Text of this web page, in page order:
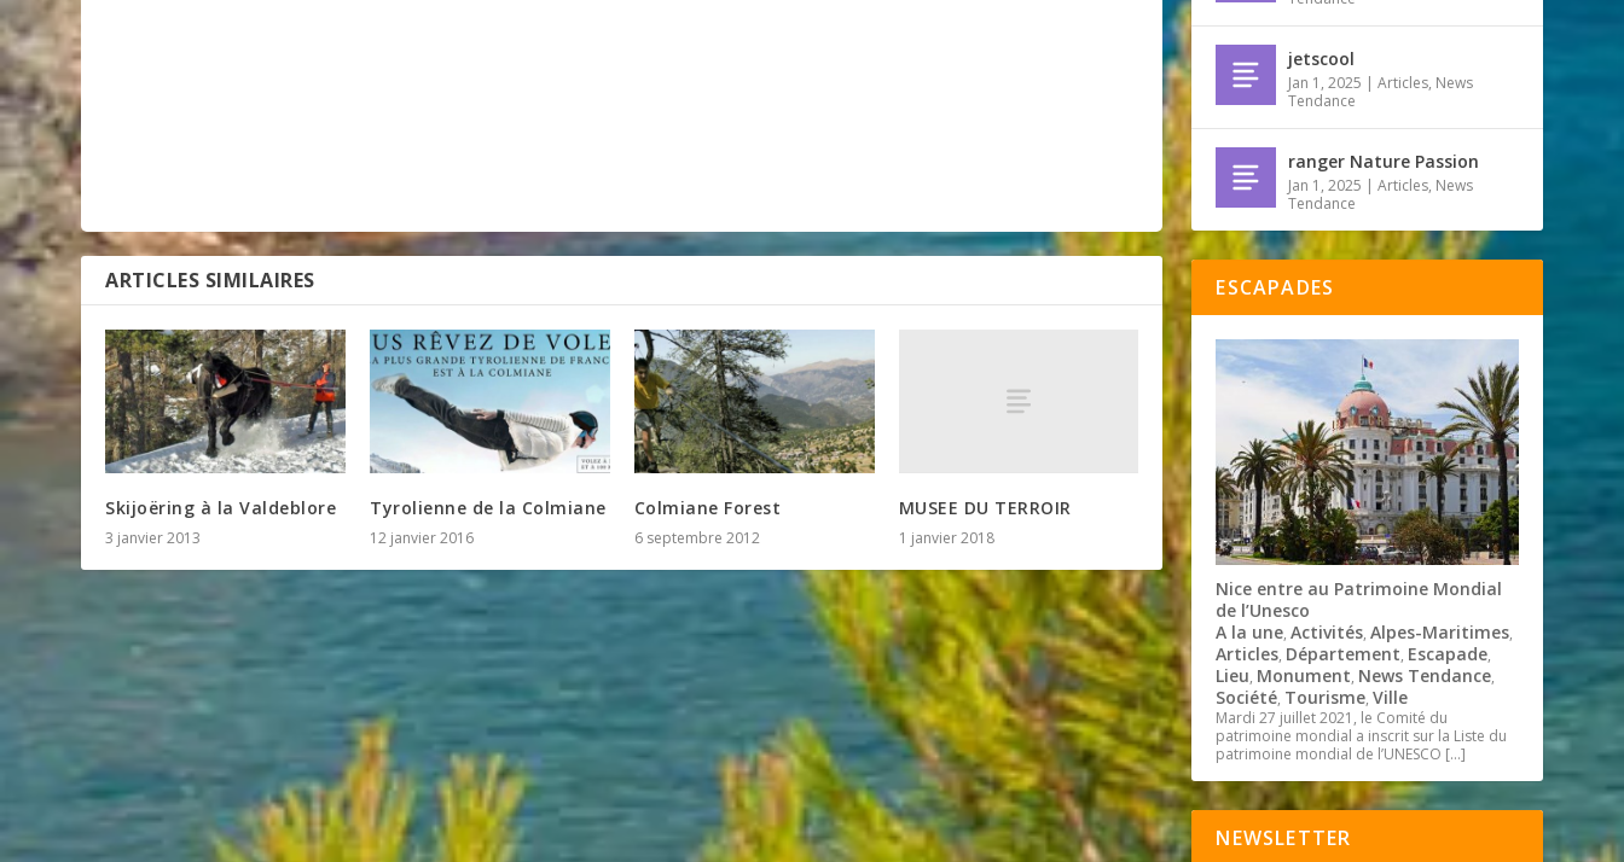
ARTICLES SIMILAIRES
Skijoëring à la Valdeblore
3 janvier 2013
Tyrolienne de la Colmiane
12 janvier 2016
Colmiane Forest
6 septembre 2012
MUSEE DU TERROIR
1 janvier 2018
jetscool
Jan 1, 2025 |Articles, News
Tendance
ranger Nature Passion
Jan 1, 2025 |Articles, News
Tendance
ESCAPADES
Nice entre au Patrimoine Mondial
de l’Unesco
A la une,Activités,Alpes-Maritimes,
Articles, Département, Escapade,
Lieu, Monument, News Tendance,
Société, Tourisme,Ville
Mardi 27 juillet 2021, le Comité du
patrimoine mondial a inscrit sur la Liste du
patrimoine mondial de l’UNESCO […]
NEWSLETTER